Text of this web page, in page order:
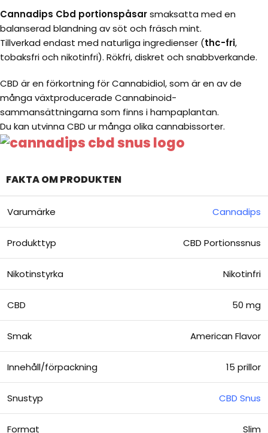
Cannadips Cbd portionspåsarsmaksatta med en
balanserad blandning av söt och fräsch mint.
Tillverkad endast med naturliga ingredienser (thc-fri,
tobaksfri och nikotinfri). Rökfri, diskret och snabbverkande.
CBD är en förkortning för Cannabidiol, som är en av de
många växtproducerade Cannabinoid-
sammansättningarna som finns i hampaplantan.
Du kan utvinna CBD ur många olika cannabissorter.
FAKTA OM PRODUKTEN
Varumärke Cannadips
Produkttyp CBD Portionssnus
Nikotinstyrka Nikotinfri
CBD 50 mg
Smak American Flavor
Innehåll/förpackning 15 prillor
Snustyp CBD Snus
Format Slim